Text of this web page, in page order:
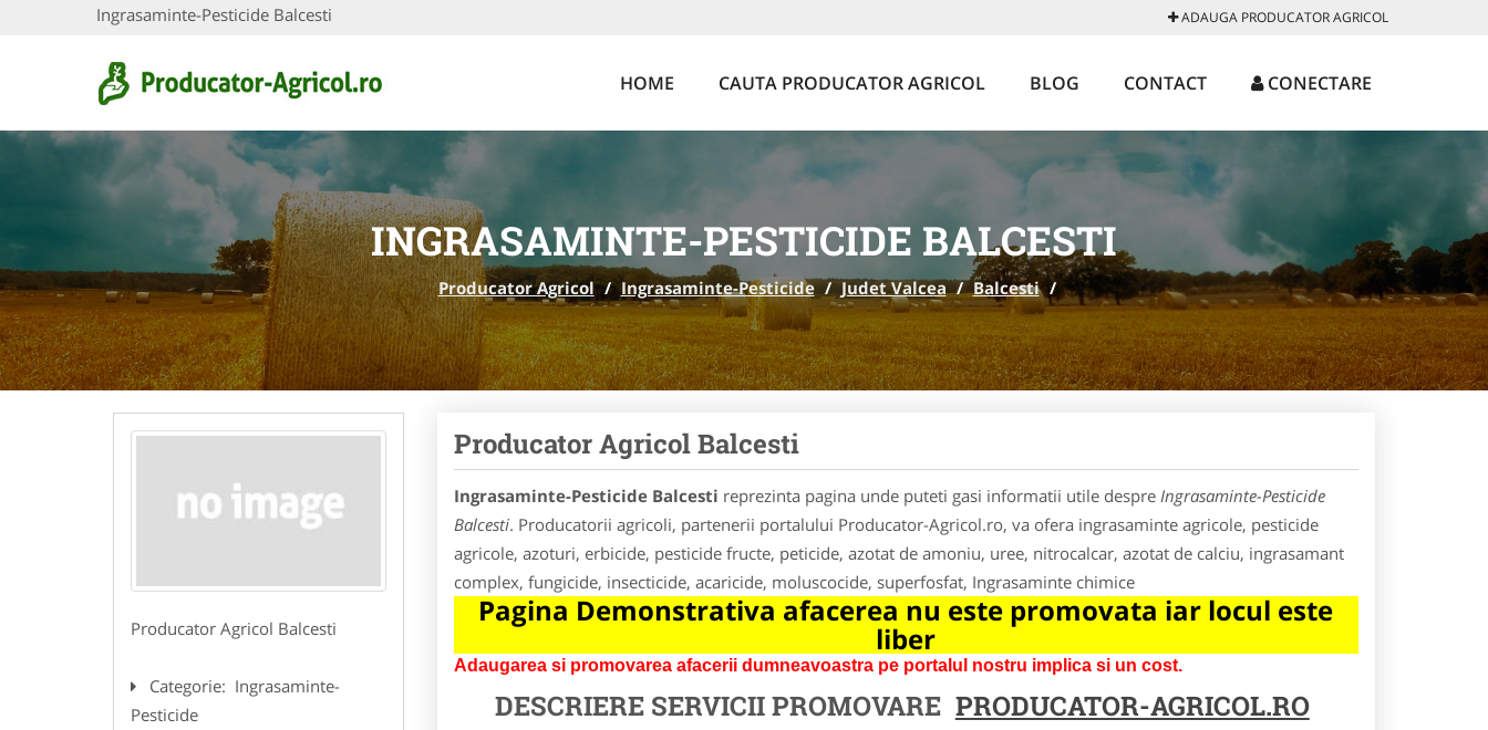
Ingrasaminte-Pesticide Balcesti ADAUGA PRODUCATOR AGRICOL
HOME CAUTA PRODUCATOR AGRICOL BLOG CONTACT CONECTARE
INGRASAMINTE-PESTICIDE BALCESTI
Producator Agricol / Ingrasaminte-Pesticide / Judet Valcea / Balcesti /
Producator Agricol Balcesti
Categorie: Ingrasaminte-
Pesticide
Producator Agricol Balcesti
Ingrasaminte-Pesticide Balcesti reprezinta pagina unde puteti gasi informatii utile despre Ingrasaminte-Pesticide
Balcesti. Producatorii agricoli, partenerii portalului Producator-Agricol.ro, va ofera ingrasaminte agricole, pesticide
agricole, azoturi, erbicide, pesticide fructe, peticide, azotat de amoniu, uree, nitrocalcar, azotat de calciu, ingrasamant
complex, fungicide, insecticide, acaricide, moluscocide, superfosfat, Ingrasaminte chimice
Pagina Demonstrativa afacerea nu este promovata iar locul este
liber
Adaugarea si promovarea afacerii dumneavoastra pe portalul nostru implica si un cost.
DESCRIERE SERVICII PROMOVARE PRODUCATOR-AGRICOL.RO